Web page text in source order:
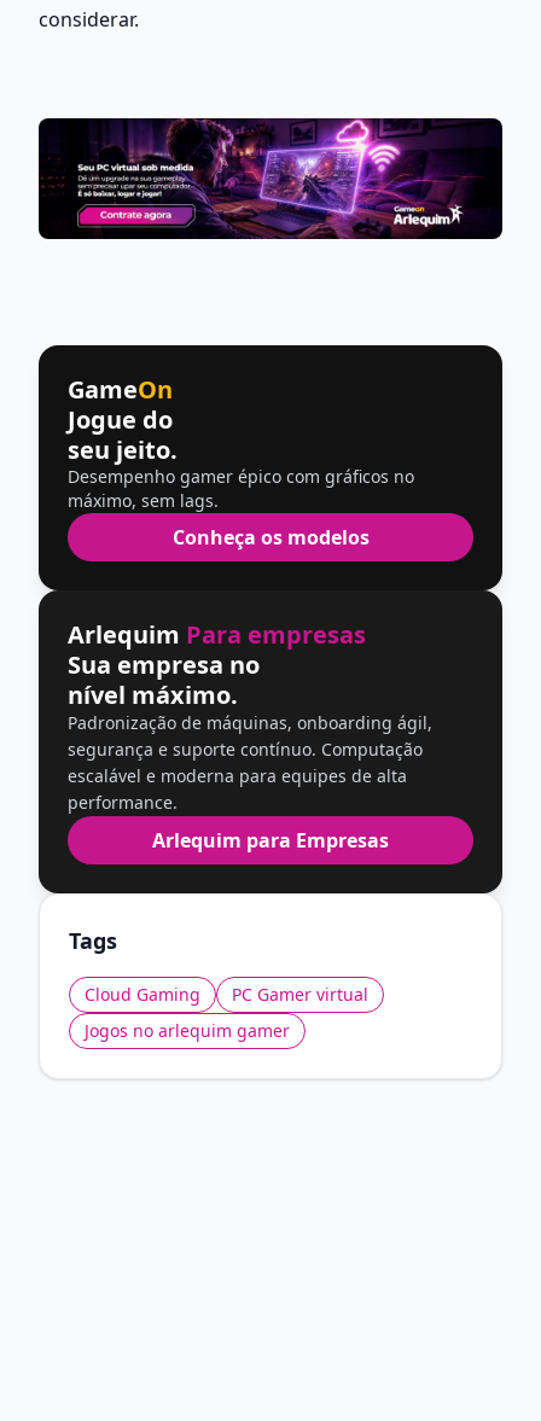
considerar.
GameOn
Jogue do
seu jeito.
Desempenho gamer épico com gráficos no
máximo, sem lags.
Conheça os modelos
Arlequim Para empresas
Sua empresa no
nível máximo.
Padronização de máquinas, onboarding ágil,
segurança e suporte contínuo. Computação
escalável e moderna para equipes de alta
performance.
Arlequim para Empresas
Tags
Cloud Gaming
PC Gamer virtual
Jogos no arlequim gamer